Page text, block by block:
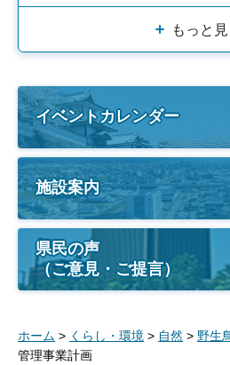
もっと見
イベントカレンダー
施設案内
県民の声
（ご意見・ご提言）
ホーム > くらし・環境 > 自然 > 野生
管理事業計画